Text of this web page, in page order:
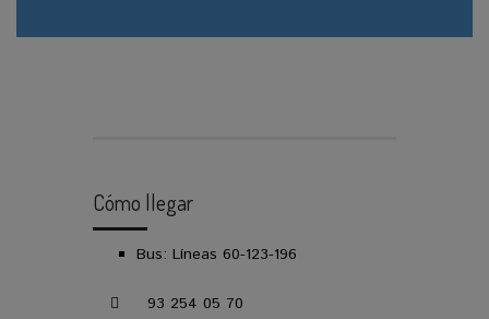
Cómo llegar
Bus: Líneas 60-123-196
93 254 05 70